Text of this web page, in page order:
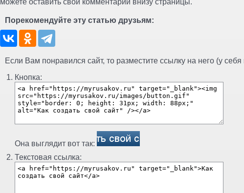
Порекомендуйте эту статью друзьям:
Если Вам понравился сайт, то разместите ссылку на него (у
Кнопка:
Она выглядит вот так:
Текстовая ссылка: